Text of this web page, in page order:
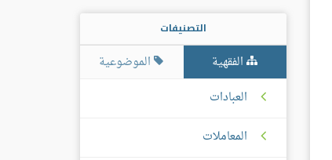
التصنيفات
الفقهية
الموضوعية
العبادات
المعاملات